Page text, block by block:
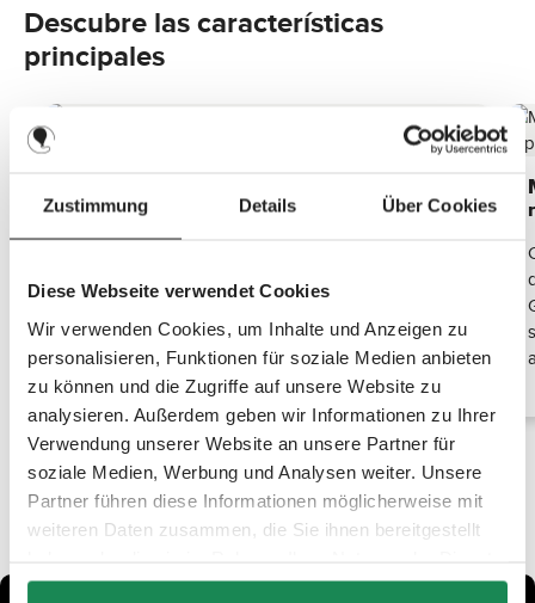
Zustimmung Details Über Cookies
Diese Webseite verwendet Cookies
Wir verwenden Cookies, um Inhalte und Anzeigen zu
personalisieren, Funktionen für soziale Medien anbieten
zu können und die Zugriffe auf unsere Website zu
analysieren. Außerdem geben wir Informationen zu Ihrer
Verwendung unserer Website an unsere Partner für
soziale Medien, Werbung und Analysen weiter. Unsere
Partner führen diese Informationen möglicherweise mit
weiteren Daten zusammen, die Sie ihnen bereitgestellt
gesammelt haben.
Descubre las características
principales
ABC Design
maternal ABC Design se adaptan a todos los
cochecitos y sillas de paseo de ABC Design. Tus
bolsos maternales quedan bien sujetos y siempre
tienes todos tus objetos a mano. Así tus viajes serán
más relajados.